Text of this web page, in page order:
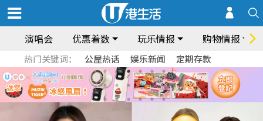
演唱会 优惠着数 玩乐情报 购物情报
热门关键词： 公屋热话 娱乐新闻 定期存款